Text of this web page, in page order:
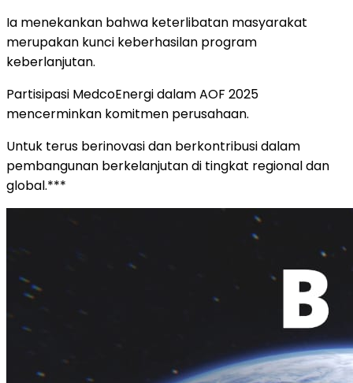
Ia menekankan bahwa keterlibatan masyarakat
merupakan kunci keberhasilan program
keberlanjutan.
Partisipasi MedcoEnergi dalam AOF 2025
mencerminkan komitmen perusahaan.
Untuk terus berinovasi dan berkontribusi dalam
pembangunan berkelanjutan di tingkat regional dan
global.***